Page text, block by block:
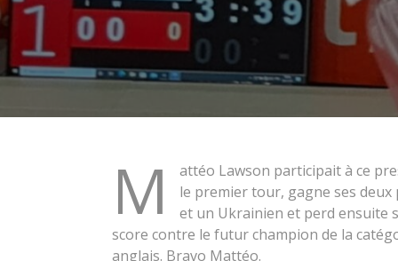
M
attéo Lawson participait à ce
le premier tour, gagne ses
et un Ukrainien et perd ensuite
score contre le futur champion de la
anglais. Bravo Mattéo.